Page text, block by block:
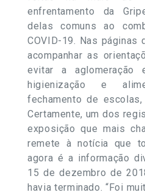
enfrentamento da
delas comuns ao
COVID-19. Nas páginas
acompanhar as
evitar a aglomeração
higienização e
fechamento de
Certamente, um dos
exposição que mais
remete à notícia que
agora é a informação
15 de dezembro de
havia terminado. “Foi